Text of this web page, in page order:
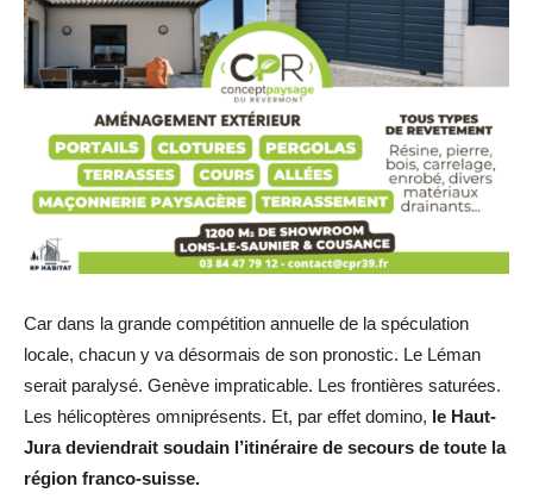
Car dans la grande compétition annuelle de la spéculation
locale, chacun y va désormais de son pronostic. Le Léman
serait paralysé. Genève impraticable. Les frontières saturées.
Les hélicoptères omniprésents. Et, par effet domino, le Haut-
Jura deviendrait soudain l’itinéraire de secours de toute la
région franco-suisse.